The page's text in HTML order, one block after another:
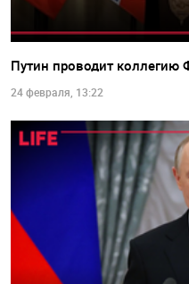
Путин проводит коллегию
24 февраля, 13:22